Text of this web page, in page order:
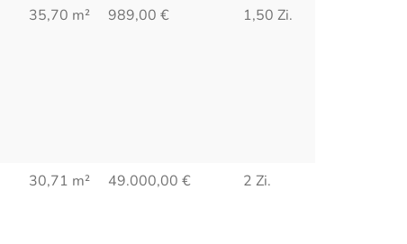
35,70 m² 989,00 € 1,50 Zi.
30,71 m² 49.000,00 € 2 Zi.